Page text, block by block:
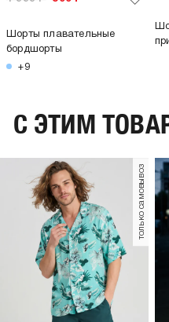
Шорты плавательные
бордшорты
+9
C ЭТИМ
только самовывоз